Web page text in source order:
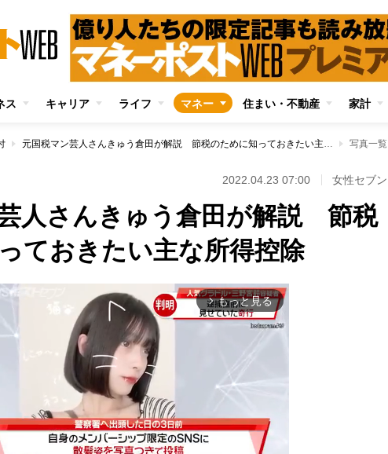
ス キャリア ライフ マネー 住まい・不動産 家計
元国税マン芸人さんきゅう倉田が解説 節税のために知っておきたい主な所得控除 写真一覧
2022.04.23 07:00 女性セブン
人さんきゅう倉田が解説 節税
ておきたい主な所得控除
arrow_forward_ios もっと見る